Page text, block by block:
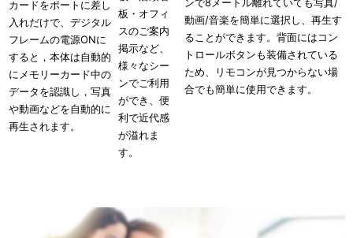
カードをポートに差し
入れだけで、デジタル
フレームの電源ONに
すると，本体は自動的
にメモリーカード中の
データを認識し，写真
や動画などを自動的に
再生されます。
板・オフィ
スのご案内
掲示など、
様々なシー
ンでご利用
ができ、便
利で近代感
が溢れま
す。
ンで8メートル離れていても写真/
動画/音楽を簡単に選択し、再生す
ることができます。背面にはコン
トロールボタンも装備されている
ため、リモコンが見つからない場
合でも簡単に使用できます。